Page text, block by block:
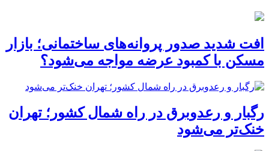
افت شدید صدور پروانه‌های ساختمانی؛ بازار
مسکن با کمبود عرضه مواجه می‌شود؟
رگبار و رعدوبرق در راه شمال کشور؛ تهران
خنک‌تر می‌شود